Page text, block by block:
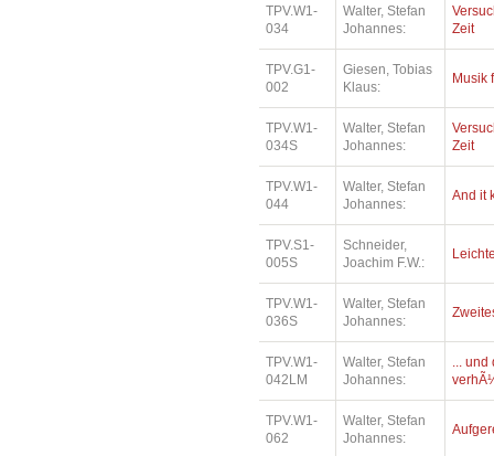
TPV.W1-
034
Walter, Stefan
Johannes:
Zeit
TPV.G1-
002
Giesen, Tobias
Klaus:
Musik
TPV.W1-
034S
Walter, Stefan
Johannes:
Zeit
TPV.W1-
044
Walter, Stefan
Johannes:
And it
TPV.S1-
005S
Schneider,
Joachim F.W.:
TPV.W1-
036S
Walter, Stefan
Johannes:
TPV.W1-
042LM
Walter, Stefan
Johannes:
... und
TPV.W1-
062
Walter, Stefan
Johannes: